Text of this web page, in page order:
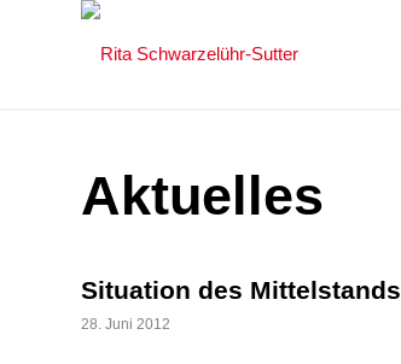
Aktuelles
Situation des Mittelstands
28. Juni 2012